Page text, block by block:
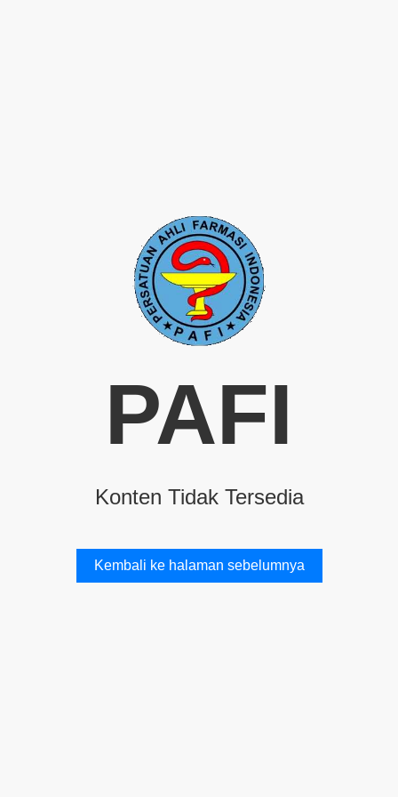
PAFI
Konten Tidak Tersedia
Kembali ke halaman sebelumnya